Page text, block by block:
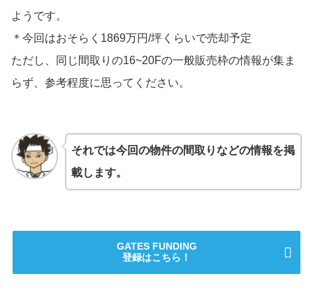
ようです。
＊今回はおそらく1869万円/坪くらいで売却予定
ただし、同じ間取りの16~20Fの一般販売枠の情報が集ま
らず、参考程度に思ってください。
それでは今回の物件の間取りなどの情報を掲
載します。
GATES FUNDING
登録はこちら！